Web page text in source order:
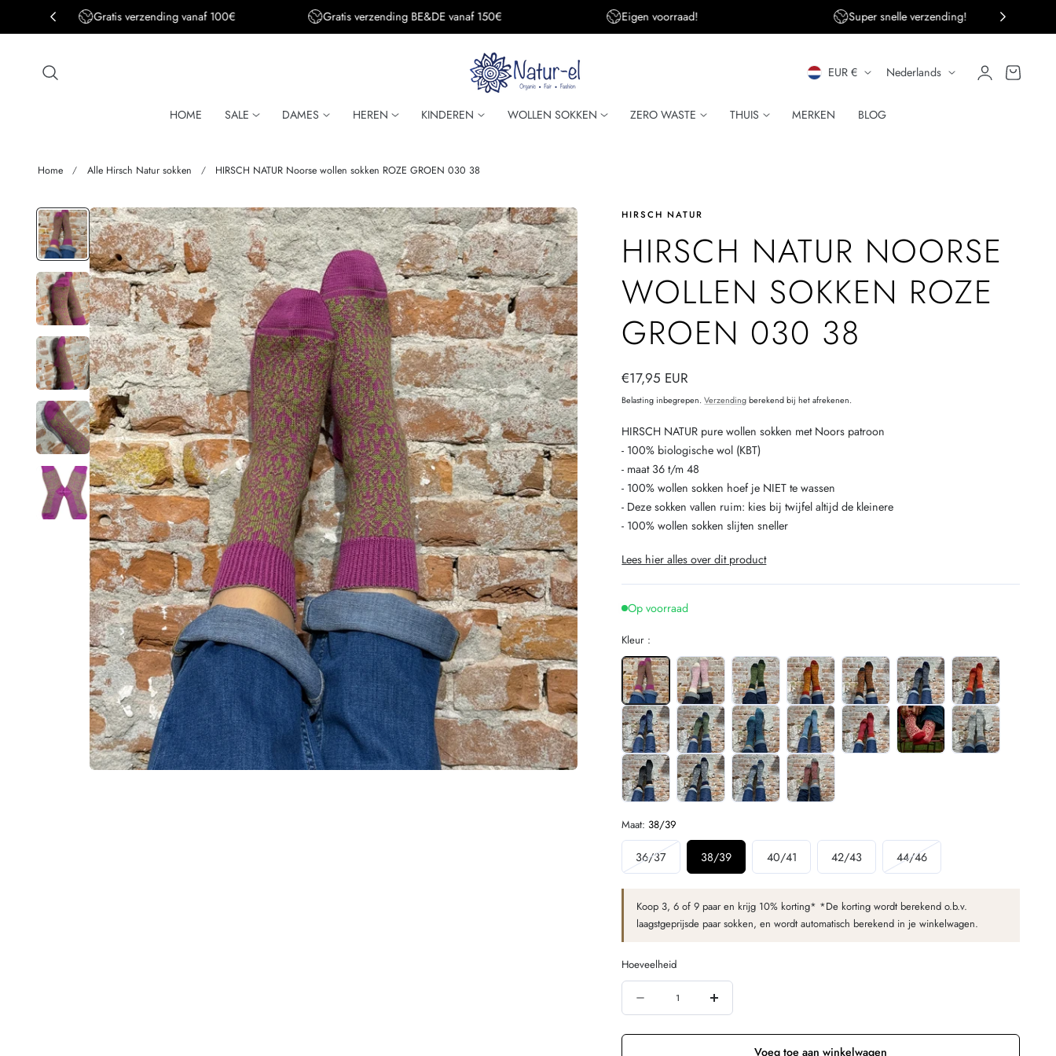
de inhoud Gratis verzending BE&DE vanaf 150€ Eigen voorraad! Super snelle verzending! Persoonlijke klantenservice
HOME SALE DAMES HEREN KINDEREN WOLLEN SOKKEN ZERO WASTE THUIS MERKEN BLOG
L
A
R
E
G
I
EUR €
T
A
Nederlands Inloggen
Winkelwagen
Home Alle Hirsch Natur sokken HIRSCH NATUR Noorse wollen sokken ROZE GROEN 030 38
HIRSCH NATUR
HIRSCH NATUR NOORSE
WOLLEN SOKKEN ROZE
GROEN 030 38
Normale
prijs
€17,95 EUR
Belasting inbegrepen.Verzendingberekend bij het afrekenen.
HIRSCH NATUR pure wollen sokken met Noors patroon
- 100% biologische wol (KBT)
- maat 36 t/m 48
- 100% wollen sokken hoef je NIET te wassen
- Deze sokken vallen ruim: kies bij twijfel altijd de kleinere
- 100% wollen sokken slijten sneller
Lees hier alles over dit product
Op voorraad
Kleur :
Maat: 38/39
36/37Variant
uitverkocht
niet
beschikbaar
38/39 40/41 42/43 44/46Variant
uitverkocht
niet
beschikbaar
Koop 3, 6 of 9 paar en krijg 10% korting* *De korting wordt berekend o.b.v.
laagstgeprijsde paar sokken, en wordt automatisch berekend in je winkelwagen.
Hoeveelheid
verminderen
Verhoog
de
Voeg toe aan winkelwagen